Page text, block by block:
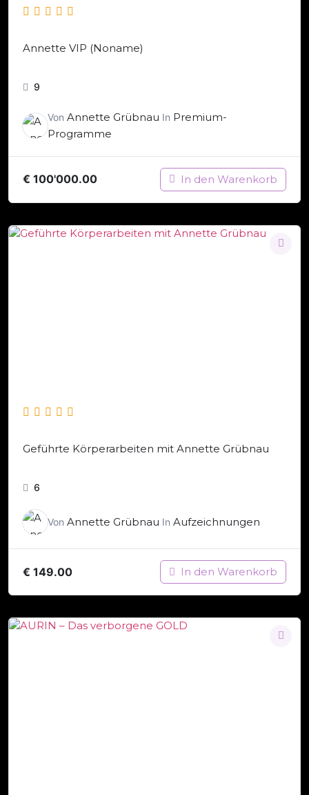
Annette VIP (Noname)
9
Von Annette Grübnau In Premium-
Programme
€ 100'000.00 In den Warenkorb
Geführte Körperarbeiten mit Annette Grübnau
6
Von Annette Grübnau In Aufzeichnungen
€ 149.00 In den Warenkorb